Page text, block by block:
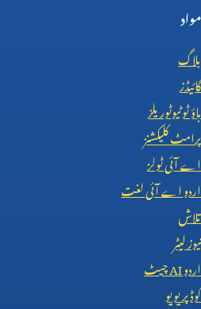
مواد
بلاگ
گائیڈز
ہاؤ ٹو ٹیوٹوریلز
پرامٹ کلیکشنز
اے آئی ٹولز
اردو اے آئی لغت
تلاش
نیوز لیٹر
اردوAIچیٹ
کوڈ پریویو